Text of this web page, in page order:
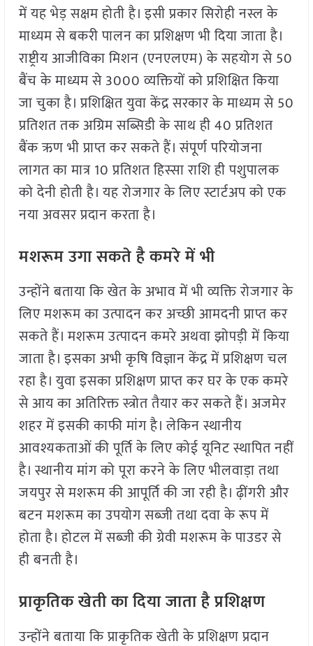
में यह भेड़ सक्षम होती है। इसी प्रकार सिरोही नस्ल के
माध्यम से बकरी पालन का प्रशिक्षण भी दिया जाता है।
राष्ट्रीय आजीविका मिशन (एनएलएम) के सहयोग से 50
बैंच के माध्यम से 3000 व्यक्तियों को प्रशिक्षित किया
जा चुका है। प्रशिक्षित युवा केंद्र सरकार के माध्यम से 50
प्रतिशत तक अग्रिम सब्सिडी के साथ ही 40 प्रतिशत
बैंक ऋण भी प्राप्त कर सकते हैं। संपूर्ण परियोजना
लागत का मात्र 10 प्रतिशत हिस्सा राशि ही पशुपालक
को देनी होती है। यह रोजगार के लिए स्टार्टअप को एक
नया अवसर प्रदान करता है।
मशरूम उगा सकते है कमरे में भी
उन्होंने बताया कि खेत के अभाव में भी व्यक्ति रोजगार के
लिए मशरूम का उत्पादन कर अच्छी आमदनी प्राप्त कर
सकते हैं। मशरूम उत्पादन कमरे अथवा झोपड़ी में किया
जाता है। इसका अभी कृषि विज्ञान केंद्र में प्रशिक्षण चल
रहा है। युवा इसका प्रशिक्षण प्राप्त कर घर के एक कमरे
से आय का अतिरिक्त स्त्रोत तैयार कर सकते हैं। अजमेर
शहर में इसकी काफी मांग है। लेकिन स्थानीय
आवश्यकताओं की पूर्ति के लिए कोई यूनिट स्थापित नहीं
है। स्थानीय मांग को पूरा करने के लिए भीलवाड़ा तथा
जयपुर से मशरूम की आपूर्ति की जा रही है। ढ़ींगरी और
बटन मशरूम का उपयोग सब्जी तथा दवा के रूप में
होता है। होटल में सब्जी की ग्रेवी मशरूम के पाउडर से
ही बनती है।
प्राकृतिक खेती का दिया जाता है प्रशिक्षण
उन्होंने बताया कि प्राकृतिक खेती के प्रशिक्षण प्रदान